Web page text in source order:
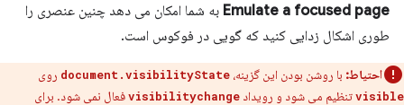
Emulate a focused page به شما امکان می دهد چنین عنصری را
طوری اشکال زدایی کنید که گویی در فوکوس است.
احتیاط: با روشن بودن این گزینه، document.visibilityState روی
visibleتنظیم می شود و رویداد visibilitychangeفعال نمی شود. برای